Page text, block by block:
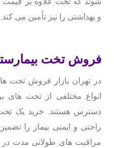
و بهداشتی را نیز تأمین می کند.
فروش تخت
در تهران بازار فروش تخت
انواع مختلفی از تخت های
دسترس هستند. خرید یک تخت
راحتی و ایمنی بیمار را
مراقبت های طولانی مدت